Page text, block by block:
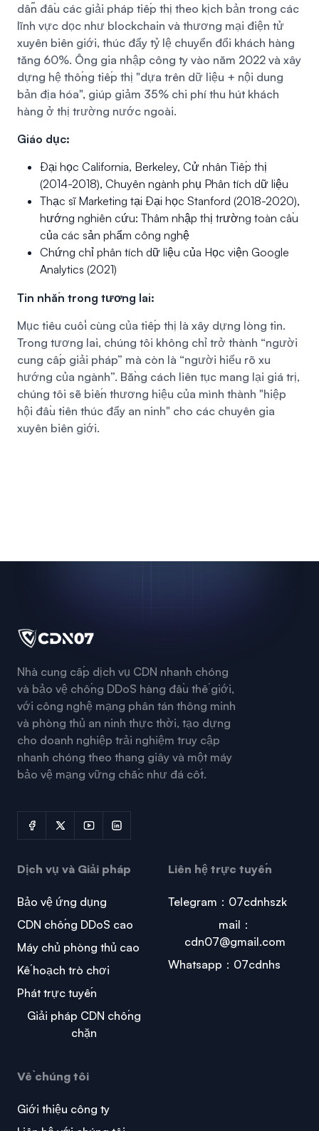
dẫn đầu các giải pháp tiếp thị theo kịch bản trong các
lĩnh vực dọc như blockchain và thương mại điện tử
xuyên biên giới, thúc đẩy tỷ lệ chuyển đổi khách hàng
tăng 60%. Ông gia nhập công ty vào năm 2022 và xây
dựng hệ thống tiếp thị "dựa trên dữ liệu + nội dung
bản địa hóa", giúp giảm 35% chi phí thu hút khách
hàng ở thị trường nước ngoài.
Giáo dục:
Đại học California, Berkeley, Cử nhân Tiếp thị
(2014-2018), Chuyên ngành phụ Phân tích dữ liệu
Thạc sĩ Marketing tại Đại học Stanford (2018-2020),
hướng nghiên cứu: Thâm nhập thị trường toàn cầu
của các sản phẩm công nghệ
Chứng chỉ phân tích dữ liệu của Học viện Google
Analytics (2021)
Tin nhắn trong tương lai:
Mục tiêu cuối cùng của tiếp thị là xây dựng lòng tin.
Trong tương lai, chúng tôi không chỉ trở thành “người
cung cấp giải pháp” mà còn là “người hiểu rõ xu
hướng của ngành”. Bằng cách liên tục mang lại giá trị,
chúng tôi sẽ biến thương hiệu của mình thành "hiệp
hội đầu tiên thúc đẩy an ninh" cho các chuyên gia
xuyên biên giới.
Nhà cung cấp dịch vụ CDN nhanh chóng
và bảo vệ chống DDoS hàng đầu thế giới,
với công nghệ mạng phân tán thông minh
và phòng thủ an ninh thực thời, tạo dựng
cho doanh nghiệp trải nghiệm truy cập
nhanh chóng theo thang giây và một máy
bảo vệ mạng vững chắc như đá cốt.
Dịch vụ và Giải pháp
Bảo vệ ứng dụng
CDN chống DDoS cao
Máy chủ phòng thủ cao
Kế hoạch trò chơi
Phát trực tuyến
Giải pháp CDN chống
chặn
Liên hệ trực tuyến
Telegram：07cdnhszk
mail：
cdn07@gmail.com
Whatsapp：07cdnhs
Về chúng tôi
Giới thiệu công ty